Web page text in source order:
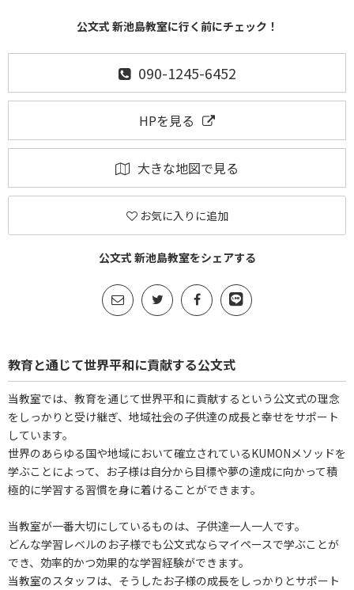
公文式 新池島教室に行く前にチェック！
090-1245-6452
HPを見る
大きな地図で見る
お気に入りに追加
公文式 新池島教室をシェアする
教育と通じて世界平和に貢献する公文式
当教室では、教育を通じて世界平和に貢献するという公文式の理念
をしっかりと受け継ぎ、地域社会の子供達の成長と幸せをサポート
しています。
世界のあらゆる国や地域において確立されているKUMONメソッドを
学ぶことによって、お子様は自分から目標や夢の達成に向かって積
極的に学習する習慣を身に着けることができます。
当教室が一番大切にしているものは、子供達一人一人です。
どんな学習レベルのお子様でも公文式ならマイペースで学ぶことが
でき、効率的かつ効果的な学習経験ができます。
当教室のスタッフは、そうしたお子様の成長をしっかりとサポート